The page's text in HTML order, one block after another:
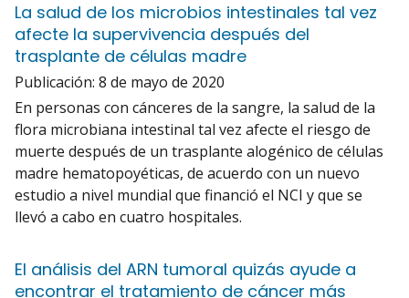
La salud de los microbios intestinales tal vez
afecte la supervivencia después del
trasplante de células madre
Publicación: 8 de mayo de 2020
En personas con cánceres de la sangre, la salud de la
flora microbiana intestinal tal vez afecte el riesgo de
muerte después de un trasplante alogénico de células
madre hematopoyéticas, de acuerdo con un nuevo
estudio a nivel mundial que financió el NCI y que se
llevó a cabo en cuatro hospitales.
El análisis del ARN tumoral quizás ayude a
encontrar el tratamiento de cáncer más